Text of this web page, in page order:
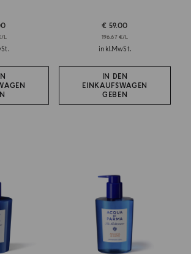
L
€ 59.00
196.67 €/L
inkl.MwSt.
IN DEN
EINKAUFSWAGEN
GEBEN